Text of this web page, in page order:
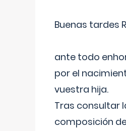
Buenas tardes
ante todo
por el
vuestra hija.
Tras consultar
composición